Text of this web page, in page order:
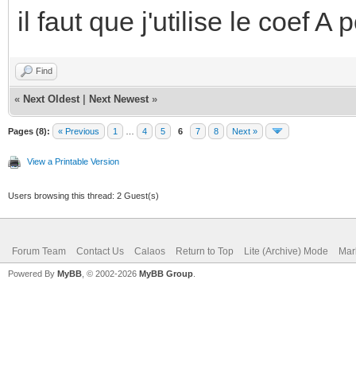
il faut que j'utilise le coef A
Find
« Next Oldest Next Newest »
Pages (8): « Previous 1 4 5 6 7 8 Next »
View a Printable Version
Users browsing this thread: 2 Guest(s)
Forum Team Contact Us Calaos Return to Top Lite (Archive) Mode
Powered By MyBB , © 2002-2026 MyBB Group